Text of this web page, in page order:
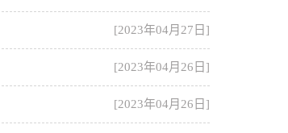
[2023年04月27日]
[2023年04月26日]
[2023年04月26日]